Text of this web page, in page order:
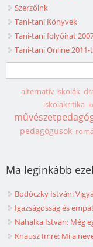
Szerzőink
Taní-tani Könyvek
Taní-tani folyóirat
Taní-tani Online 2011-
Keresés űrlap
Keresés
alternatív iskolák
iskolakritika
pedagógusok
Ma leginkább
Bodóczky István:
Igazságosság és
Nahalka István: Még
Knausz Imre: Mi a